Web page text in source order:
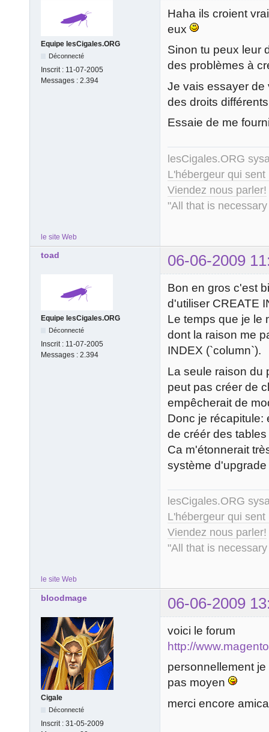
Equipe lesCigales.ORG
Déconnecté
Inscrit : 11-07-2005
Messages : 2.394
Haha ils croient
eux
Sinon tu peux leur
des problèmes à
Je vais essayer de
des droits
Essaie de me
lesCigales.ORG
L'hébergeur qui
Viendez nous parler!
"All that is
le site Web
toad 06-06-2009
Equipe lesCigales.ORG
Déconnecté
Inscrit : 11-07-2005
Messages : 2.394
Bon en gros c'est
d'utiliser CREATE
Le temps que je le
dont la raison me
INDEX (`column`).
La seule raison du
peut pas créer de
empêcherait de
Donc je récapitule:
de créér des
Ca m'étonnerait
système
lesCigales.ORG
L'hébergeur qui
Viendez nous parler!
"All that is
le site Web
bloodmage 06-06-2009
Cigale
Déconnecté
Inscrit : 31-05-2009
voici le forum
http://
personnellement
pas moyen
merci encore